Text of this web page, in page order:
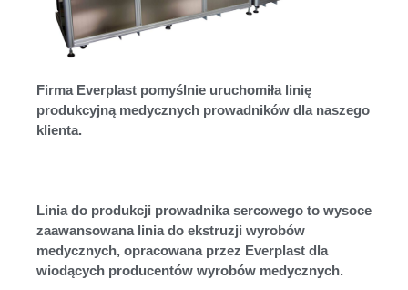
Firma Everplast pomyślnie uruchomiła linię
produkcyjną medycznych prowadników dla naszego
klienta.
Linia do produkcji prowadnika sercowego to wysoce
zaawansowana linia do ekstruzji wyrobów
medycznych, opracowana przez Everplast dla
wiodących producentów wyrobów medycznych.